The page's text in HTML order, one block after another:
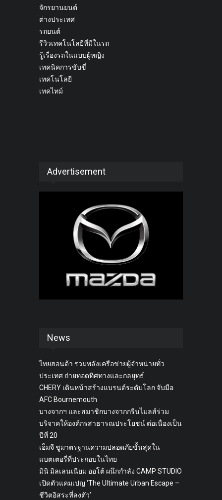
จักรยานยนต์
ต่างประเทศ
รถยนต์
รีวิวเทคโนโลยีที่มีในรถ
รู้เรื่องรถในแบบผู้หญิง
เทคนิคการขับขี่
เทคโนโลยี
เทคไทม์
Advertisement
News
ไทยฮอนด้า รวมพลังเครือข่ายผู้จำหน่ายทั่ว
ประเทศ ถ่ายทอดทิศทางและกลยุทธ์
CHERY เดินหน้าสร้างแบรนด์ระดับโลก จับมือ
AFC Bournemouth
บางจากฯ และสมาชิกบางจากกรีนไมลส์ร่วม
บริจาคให้องค์กรสาธารณประโยชน์ ต่อเนื่องเป็น
ปีที่ 20
เอ็มจี ชูมาตรฐานความปลอดภัยขั้นสุดใน
แบตเตอรี่ที่ประกอบในไทย
มินิ มิลเลนเนียม ออโต้ ผนึกกำลัง CAMP STUDIO
เปิดตัวแคมเปญ ‘The Ultimate Urban Escape –
ชีวิตอิสระที่ลงตัว’